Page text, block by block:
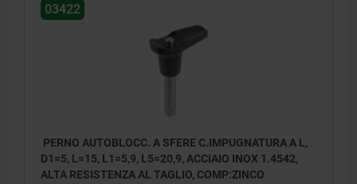
03422
PERNO AUTOBLOCC. A SFERE C.IMPUGNATURA A L,
D1=5, L=15, L1=5,9, L5=20,9, ACCIAIO INOX 1.4542,
ALTA RESISTENZA AL TAGLIO, COMP:ZINCO